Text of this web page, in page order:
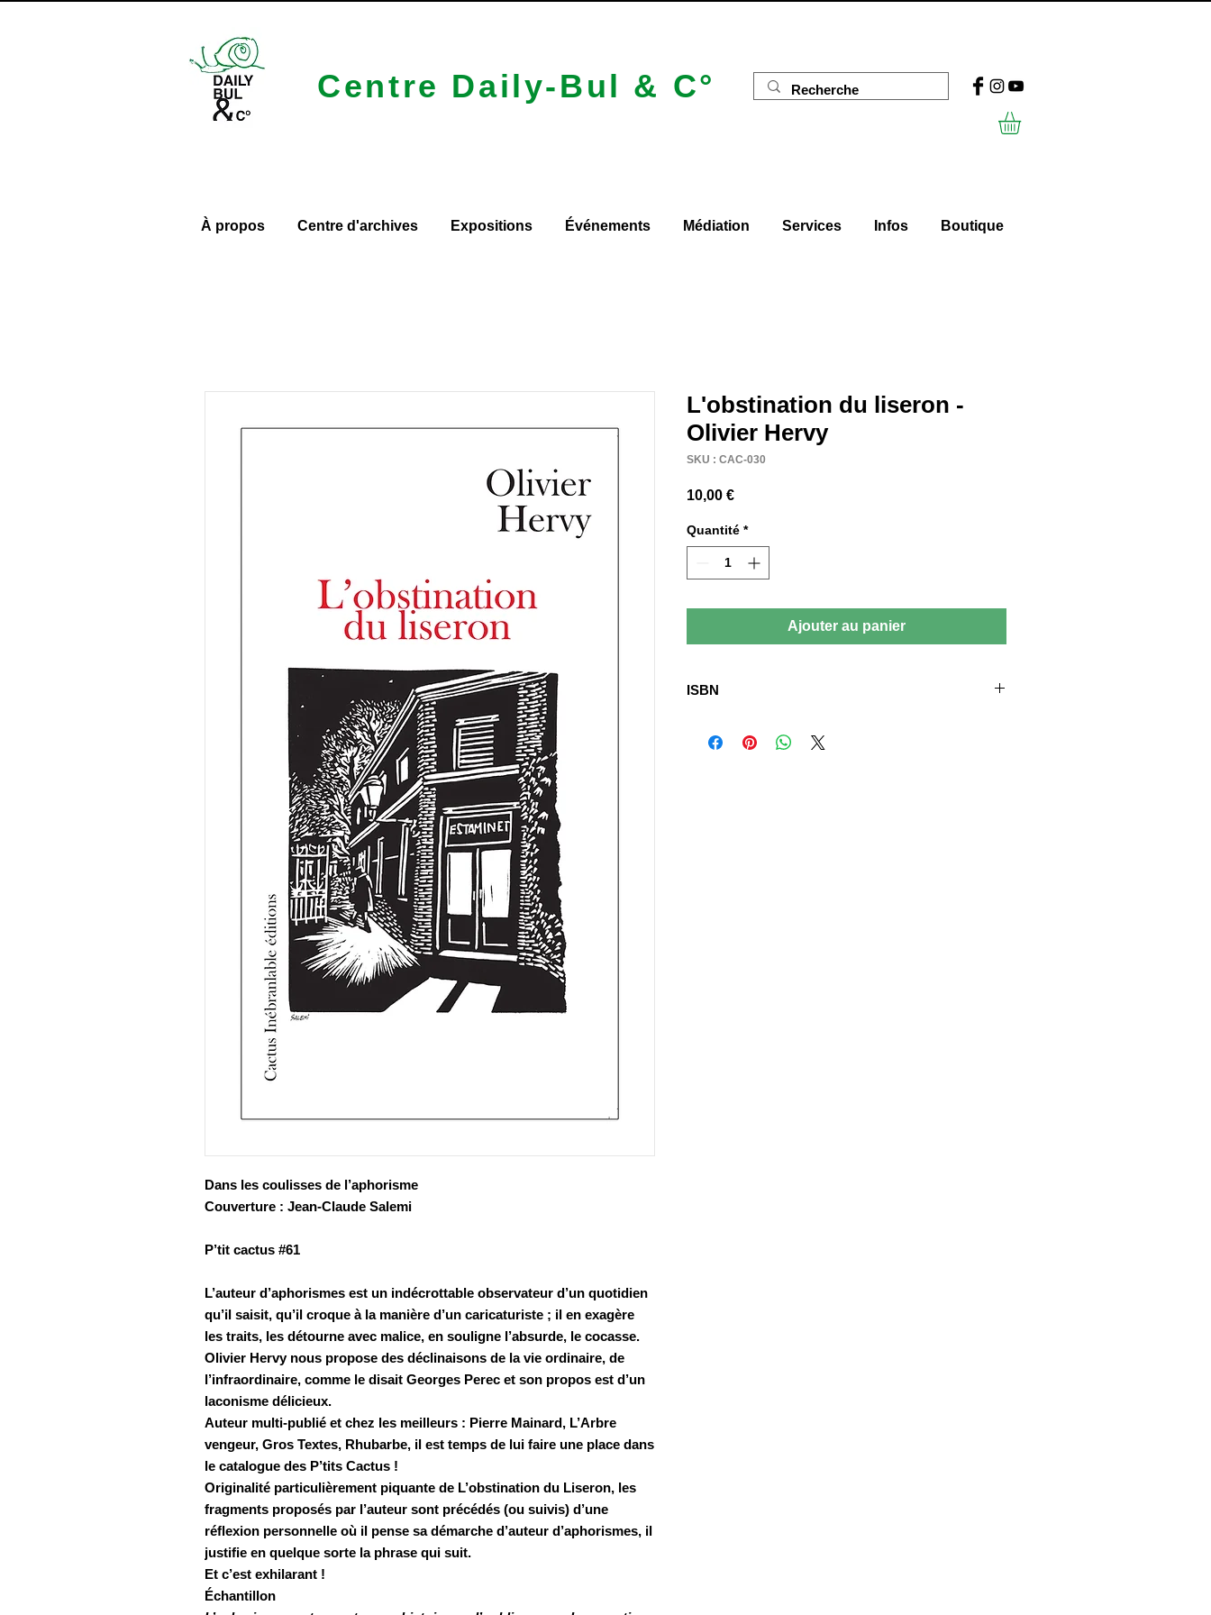
Centre Daily-Bul & C°
À propos Centre d'archives Expositions Événements Médiation Services Infos Boutique
Dans les coulisses de l’aphorisme
Couverture : Jean-Claude Salemi
P’tit cactus #61
L’auteur d’aphorismes est un indécrottable observateur d’un quotidien
qu’il saisit, qu’il croque à la manière d’un caricaturiste ; il en exagère
les traits, les détourne avec malice, en souligne l’absurde, le cocasse.
Olivier Hervy nous propose des déclinaisons de la vie ordinaire, de
l’infraordinaire, comme le disait Georges Perec et son propos est d’un
laconisme délicieux.
Auteur multi-publié et chez les meilleurs : Pierre Mainard, L’Arbre
vengeur, Gros Textes, Rhubarbe, il est temps de lui faire une place dans
le catalogue des P’tits Cactus !
Originalité particulièrement piquante de L’obstination du Liseron, les
fragments proposés par l’auteur sont précédés (ou suivis) d’une
réflexion personnelle où il pense sa démarche d’auteur d’aphorismes, il
justifie en quelque sorte la phrase qui suit.
Et c’est exhilarant !
Échantillon
L'obstination du liseron -
Olivier Hervy
SKU : CAC-030
10,00 €Prix
Quantité *
Ajouter au panier
ISBN